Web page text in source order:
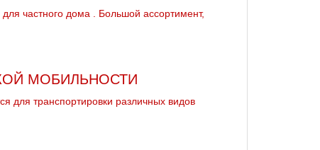
частного дoма . Большой ассортимент,
МОБИЛЬНОСТИ
для транспортировки различных видов